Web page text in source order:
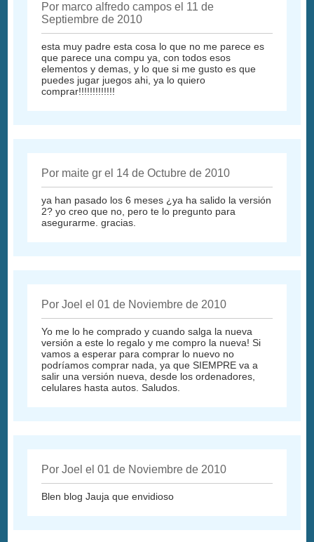
Por marco alfredo campos el 11 de
Septiembre de 2010
esta muy padre esta cosa lo que no me parece es
que parece una compu ya, con todos esos
elementos y demas, y lo que si me gusto es que
puedes jugar juegos ahi, ya lo quiero
comprar!!!!!!!!!!!!!
Por maite gr el 14 de Octubre de 2010
ya han pasado los 6 meses ¿ya ha salido la versión
2? yo creo que no, pero te lo pregunto para
asegurarme. gracias.
Por Joel el 01 de Noviembre de 2010
Yo me lo he comprado y cuando salga la nueva
versión a este lo regalo y me compro la nueva! Si
vamos a esperar para comprar lo nuevo no
podríamos comprar nada, ya que SIEMPRE va a
salir una versión nueva, desde los ordenadores,
celulares hasta autos. Saludos.
Por Joel el 01 de Noviembre de 2010
Blen blog Jauja que envidioso